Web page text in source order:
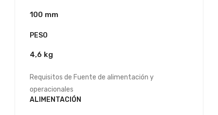
100 mm
PESO
4,6 kg
Requisitos de Fuente de alimentación y
operacionales
ALIMENTACIÓN